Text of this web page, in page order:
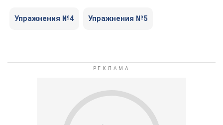
Упражнения №4 Упражнения №5